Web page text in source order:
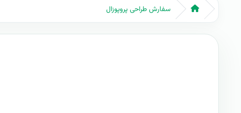
سفارش طراحی پروپوزال